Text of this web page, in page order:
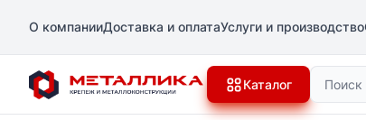
О компанииДоставка и оплатаУслуги и производство
Каталог Поиск